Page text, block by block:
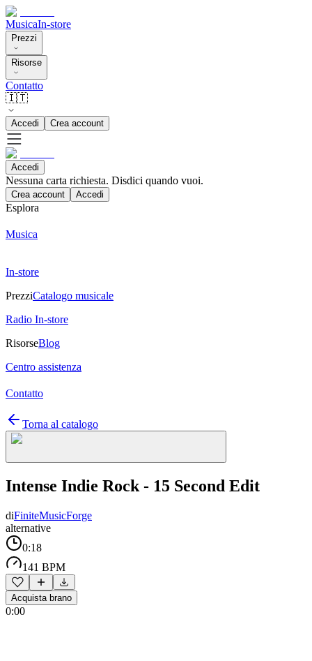
MusicaIn-store
Prezzi
Risorse
Contatto
🇮🇹
Accedi Crea account
Accedi
Nessuna carta richiesta. Disdici quando vuoi.
Crea account Accedi
Esplora
Musica
In-store
PrezziCatalogo musicale
Radio In-store
RisorseBlog
Centro assistenza
Contatto
Torna al catalogo
Intense Indie Rock - 15 Second Edit
diFiniteMusicForge
alternative
0:18
141 BPM
Acquista brano
0:00